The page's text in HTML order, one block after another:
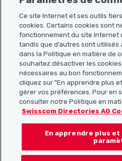
Plan du site
Liens utiles
Télécharger l’application
Suis-nous sur les réseaux
Ce site Internet et ses outils
cookies. Certains cookies sont
fonctionnement du site Internet
tandis que d’autres sont
dans la Politique en matière de
souhaitez désactiver les
nécessaires au bon
cliquez sur "En apprendre plus
gérer vos préférences. Pour en
consulter notre Politique en
Swisscom Directories AG
En apprendre plus